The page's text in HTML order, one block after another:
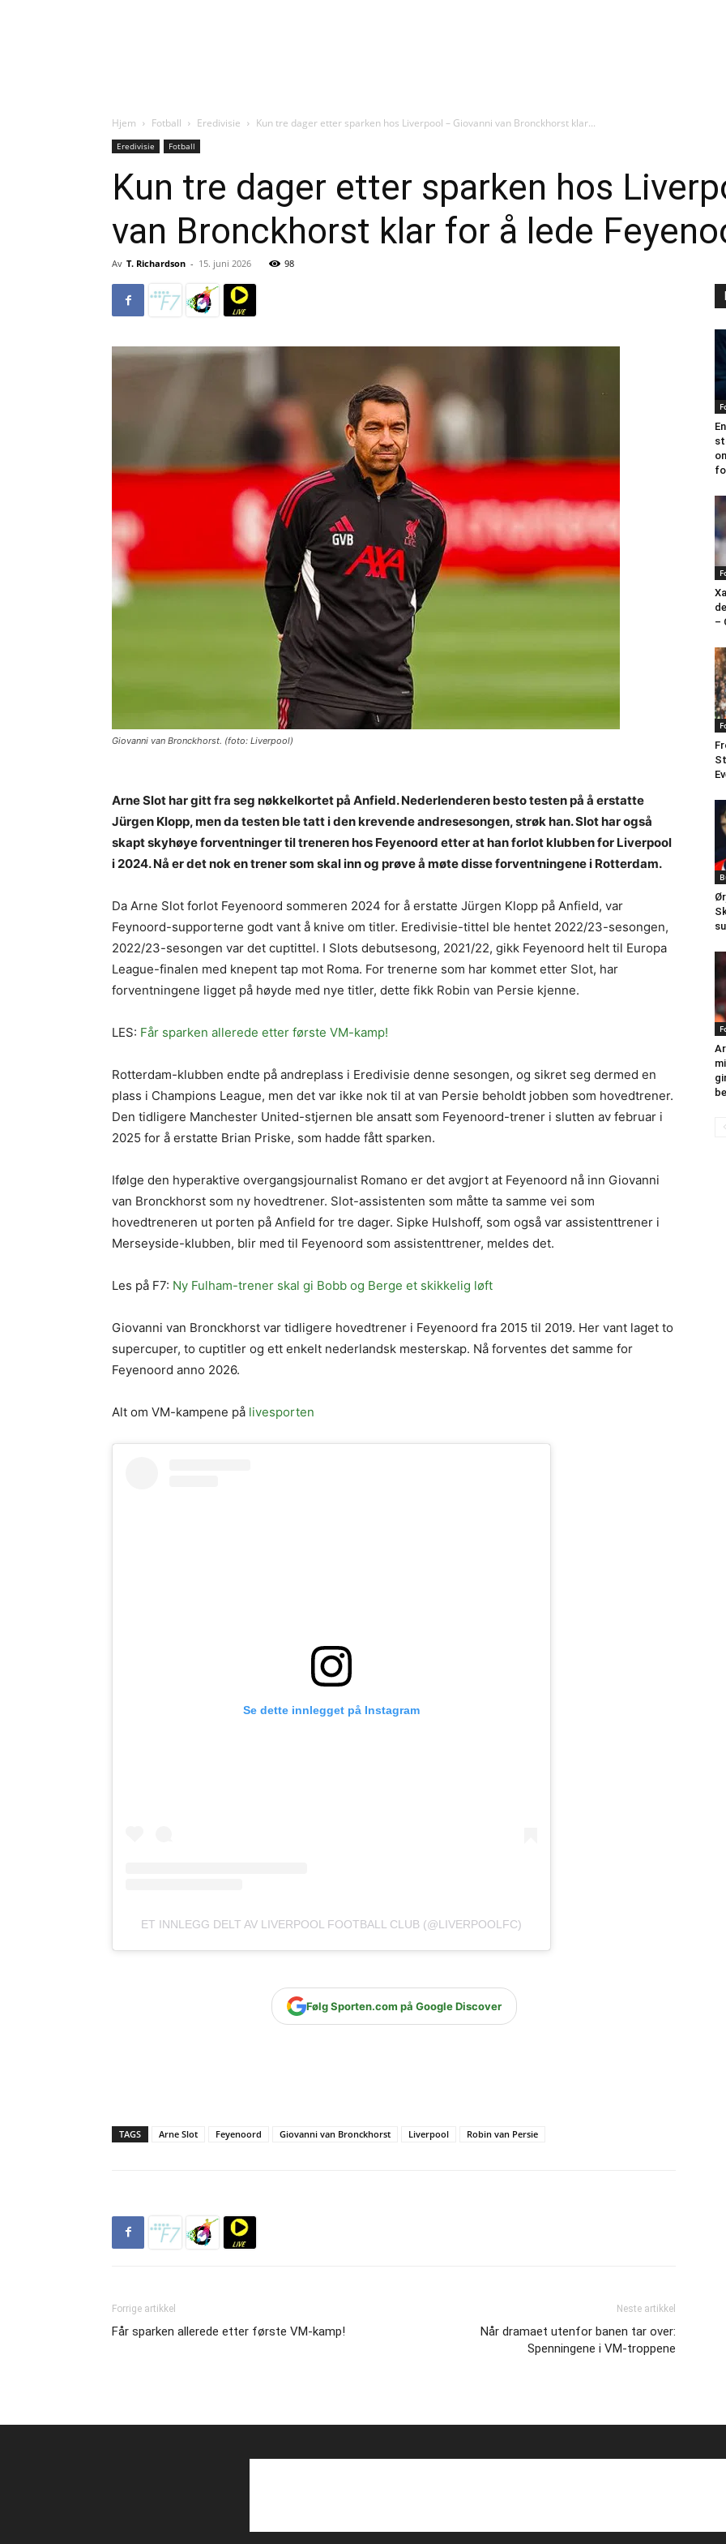
Hjem Fotball Eredivisie Kun tre dager etter sparken hos Liverpool – Giovanni van Bronckhorst klar...
Eredivisie Fotball
Kun tre dager etter sparken hos
van Bronckhorst klar for å lede
Av T. Richardson - 15. juni 2026 98
Giovanni van Bronckhorst. (foto: Liverpool)
Arne Slot har gitt fra seg nøkkelkortet på Anfield. Nederlenderen besto testen på å erstatte
Jürgen Klopp, men da testen ble tatt i den krevende andresesongen, strøk han. Slot har også
skapt skyhøye forventninger til treneren hos Feyenoord etter at han forlot klubben for Liverpool
i 2024. Nå er det nok en trener som skal inn og prøve å møte disse forventningene i Rotterdam.
Da Arne Slot forlot Feyenoord sommeren 2024 for å erstatte Jürgen Klopp på Anfield, var
Feynoord-supporterne godt vant å knive om titler. Eredivisie-tittel ble hentet 2022/23-sesongen,
2022/23-sesongen var det cuptittel. I Slots debutsesong, 2021/22, gikk Feyenoord helt til Europa
League-finalen med knepent tap mot Roma. For trenerne som har kommet etter Slot, har
forventningene ligget på høyde med nye titler, dette fikk Robin van Persie kjenne.
LES: Får sparken allerede etter første VM-kamp!
Rotterdam-klubben endte på andreplass i Eredivisie denne sesongen, og sikret seg dermed en
plass i Champions League, men det var ikke nok til at van Persie beholdt jobben som hovedtrener.
Den tidligere Manchester United-stjernen ble ansatt som Feyenoord-trener i slutten av februar i
2025 for å erstatte Brian Priske, som hadde fått sparken.
Ifølge den hyperaktive overgangsjournalist Romano er det avgjort at Feyenoord nå inn Giovanni
van Bronckhorst som ny hovedtrener. Slot-assistenten som måtte ta samme vei som
hovedtreneren ut porten på Anfield for tre dager. Sipke Hulshoff, som også var assistenttrener i
Merseyside-klubben, blir med til Feyenoord som assistenttrener, meldes det.
Les på F7: Ny Fulham-trener skal gi Bobb og Berge et skikkelig løft
Giovanni van Bronckhorst var tidligere hovedtrener i Feyenoord fra 2015 til 2019. Her vant laget to
supercuper, to cuptitler og ett enkelt nederlandsk mesterskap. Nå forventes det samme for
Feyenoord anno 2026.
Alt om VM-kampene på livesporten
Se dette innlegget på Instagram
ET INNLEGG DELT AV LIVERPOOL FOOTBALL CLUB (@LIVERPOOLFC)
Følg Sporten.com på Google Discover
TAGS Arne Slot Feyenoord Giovanni van Bronckhorst Liverpool Robin van Persie
Forrige artikkel
Får sparken allerede etter første VM-kamp!
Neste artikkel
Når dramaet utenfor banen tar over:
Spenningene i VM-troppene
–